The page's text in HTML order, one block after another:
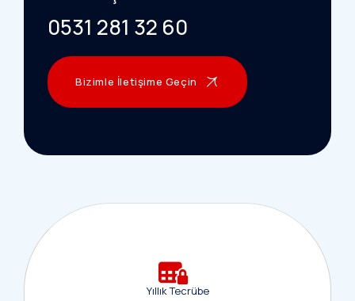
0531 281 32 60
Bizimle İletişime Geçin
Yıllık Tecrübe